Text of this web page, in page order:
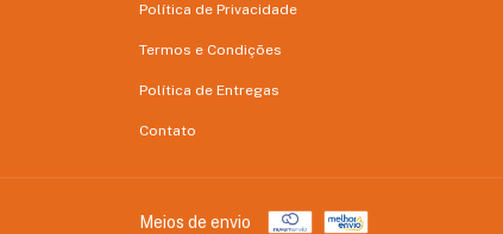
Política de Privacidade
Termos e Condições
Política de Entregas
Contato
Meios de envio